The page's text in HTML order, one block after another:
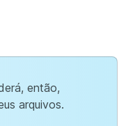
então,
arquivos.